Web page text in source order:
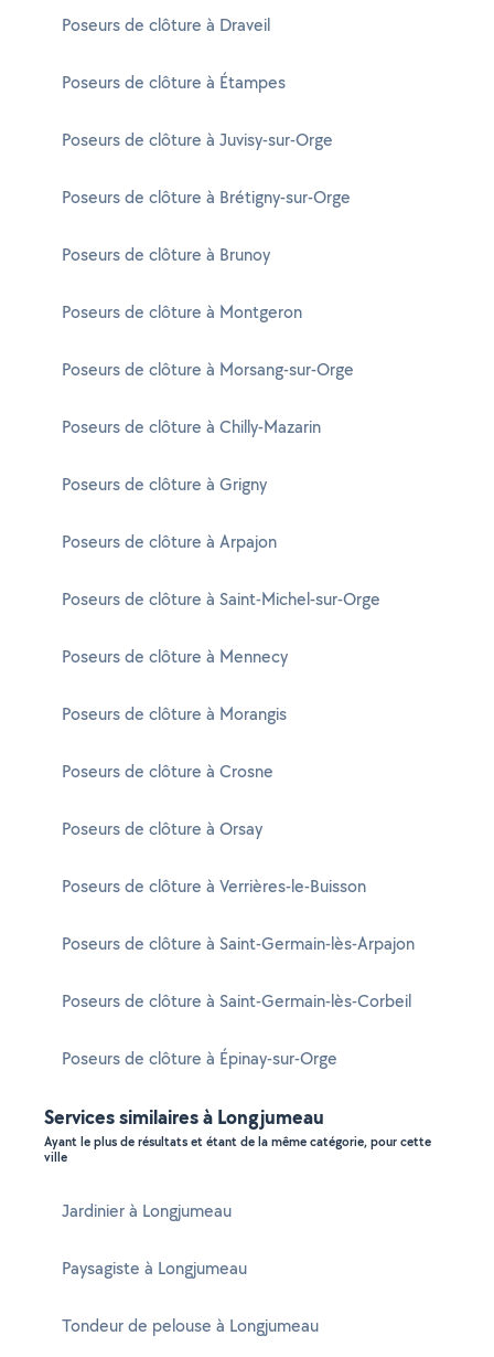
Poseurs de clôture à Draveil
Poseurs de clôture à Étampes
Poseurs de clôture à Juvisy-sur-Orge
Poseurs de clôture à Brétigny-sur-Orge
Poseurs de clôture à Brunoy
Poseurs de clôture à Montgeron
Poseurs de clôture à Morsang-sur-Orge
Poseurs de clôture à Chilly-Mazarin
Poseurs de clôture à Grigny
Poseurs de clôture à Arpajon
Poseurs de clôture à Saint-Michel-sur-Orge
Poseurs de clôture à Mennecy
Poseurs de clôture à Morangis
Poseurs de clôture à Crosne
Poseurs de clôture à Orsay
Poseurs de clôture à Verrières-le-Buisson
Poseurs de clôture à Saint-Germain-lès-Arpajon
Poseurs de clôture à Saint-Germain-lès-Corbeil
Poseurs de clôture à Épinay-sur-Orge
Services similaires à Longjumeau
Ayant le plus de résultats et étant de la même catégorie, pour cette
ville
Jardinier à Longjumeau
Paysagiste à Longjumeau
Tondeur de pelouse à Longjumeau